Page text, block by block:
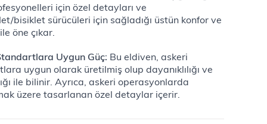
için özel detayları ve
bisiklet sürücüleri için sağladığı üstün konfor ve
öne çıkar.
Uygun Güç: Bu eldiven, askeri
uygun olarak üretilmiş olup dayanıklılığı ve
ile bilinir. Ayrıca, askeri operasyonlarda
üzere tasarlanan özel detaylar içerir.